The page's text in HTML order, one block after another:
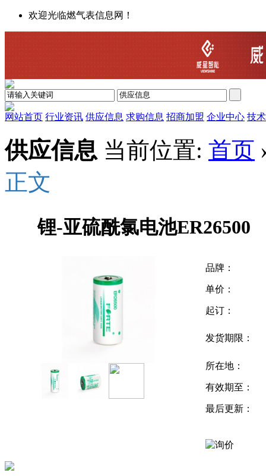
欢迎光临燃气表信息网！
网站首页 行业资讯 供应信息 求购信息 招商加盟 企业中心 技
供应信息 当前位置: 首页
正文
锂-亚硫酰氯电池ER26500
品牌：
单价：
起订：
发货期限：
所在地：
有效期至：
最后更新：